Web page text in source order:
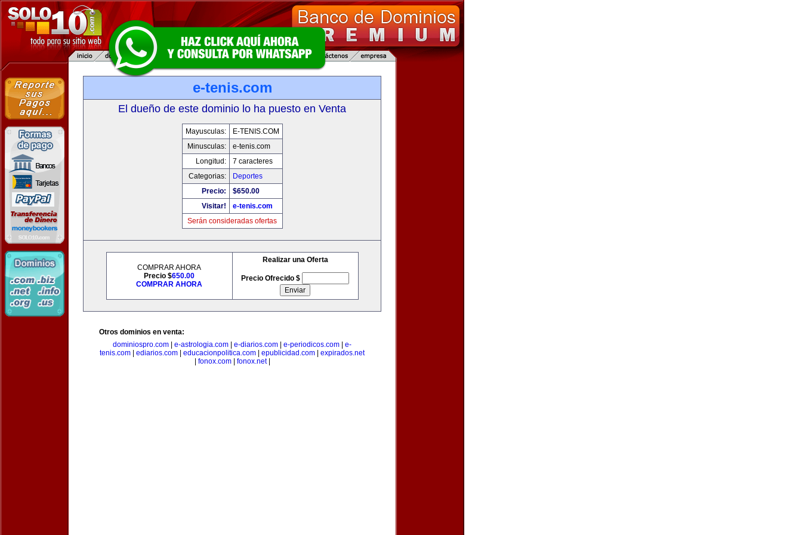
e-tenis.com
El dueño de este dominio lo ha puesto en Venta
Mayusculas:
E-TENIS.COM
Minusculas:
e-tenis.com
Longitud:
7 caracteres
Categorias:
Deportes
Precio:
$650.00
Visitar!
e-tenis.com
Serán consideradas ofertas
COMPRAR AHORA
Precio $650.00
COMPRAR AHORA
Realizar una Oferta
Precio Ofrecido $
Otros dominios en venta:
dominiospro.com
e-astrologia.com e-diarios.com e-periodicos.com
e-
tenis.com
ediarios.com educacionpolitica.com epublicidad.com
expirados.net
fonox.com| fonox.net|